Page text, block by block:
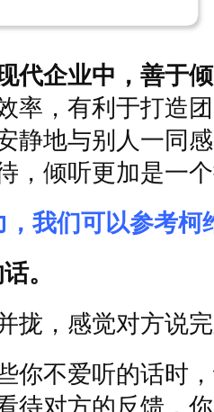
代企业中，善于
率，有利于打造
静地与别人一同
，倾听更加是一
我们可以参考柯
。
拢，感觉对方说
你不爱听的话时
待对方的反馈，